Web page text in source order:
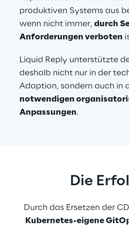
produktiven Systems aus
wenn nicht immer, durch
Anforderungen verboten
Liquid Reply unterstützte
deshalb nicht nur in der
Adaption, sondern auch in
notwendigen
Anpassungen.
Die
Durch das Ersetzen der
Kubernetes-eigene